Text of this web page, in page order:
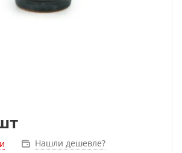
Нашли дешевле?